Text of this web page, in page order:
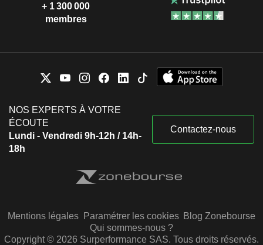
+ 1 300 000
membres
NOS EXPERTS À VOTRE
ÉCOUTE
Lundi - Vendredi 9h-12h / 14h-
18h
Contactez-nous
Mentions légales Paramétrer les cookies Blog Zonebourse
Qui sommes-nous ?
Copyright © 2026 Surperformance SAS. Tous droits réservés.